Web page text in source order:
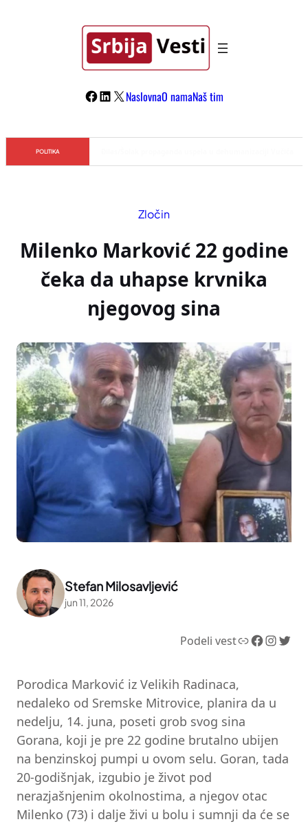
Facebook
LinkedIn
X NaslovnaO namaNaš tim
POLITIKA
Zločin
Milenko Marković 22 godine
čeka da uhapse krvnika
njegovog sina
Stefan Milosavljević
jun 11, 2026
Podeli vestLink Facebook InstagramTwitter
Porodica Marković iz Velikih Radinaca,
nedaleko od Sremske Mitrovice, planira da u
nedelju, 14. juna, poseti grob svog sina
Gorana, koji je pre 22 godine brutalno ubijen
na benzinskoj pumpi u ovom selu. Goran, tada
20-godišnjak, izgubio je život pod
nerazjašnjenim okolnostima, a njegov otac
Milenko (73) i dalje živi u bolu i sumnji da će se